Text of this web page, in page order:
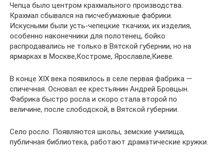
Чепца было центром крахмального производства.
Крахмал сбывался на писчебумажные фабрики.
Искусными были усть-чепецкие ткачихи, их изделия,
особенно наконечники для полотенец, бойко
распродавались не только в Вятской губернии, но на
ярмарках в Москве,Костроме, Ярославле,Киеве.
В конце XIX века появилось в селе первая фабрика —
спичечная. Основал ее крестьянин Андрей Бровцын.
Фабрика быстро росла и скоро стала второй по
величине, после слободской, в Вятской губернии.
Село росло. Появляются школы, земские училища,
публичная библиотека, работают драматические кружки.